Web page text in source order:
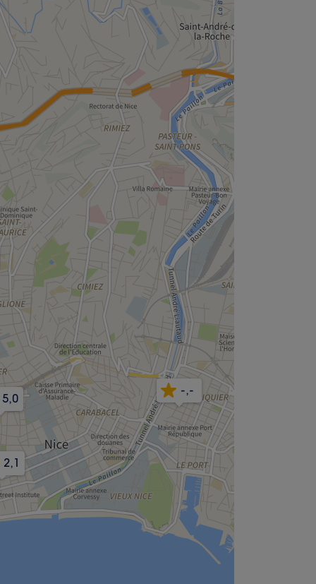
5,0
-,-
2,1